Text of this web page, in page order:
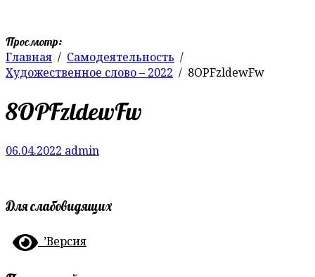
Просмотр:
Главная
Самодеятельность
Художественное слово – 2022
8OPFzldewFw
8OPFzldewFw
06.04.2022 admin
Для слабовидящих
’Версия